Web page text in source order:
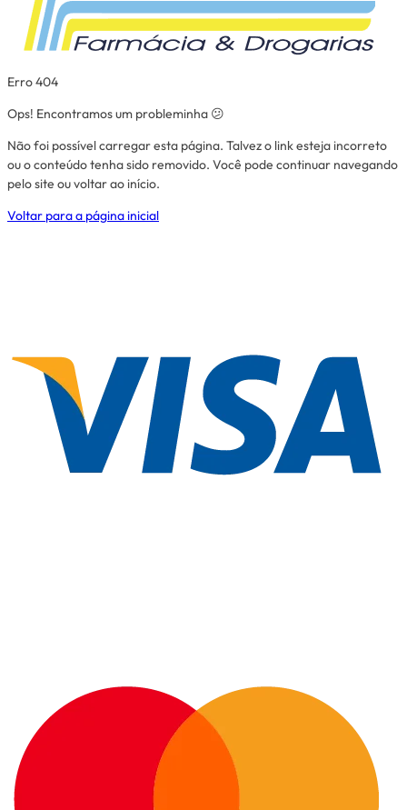
Erro 404
Ops! Encontramos um probleminha 😕
Não foi possível carregar esta página. Talvez o link esteja incorreto
ou o conteúdo tenha sido removido. Você pode continuar navegando
pelo site ou voltar ao início.
Voltar para a página inicial